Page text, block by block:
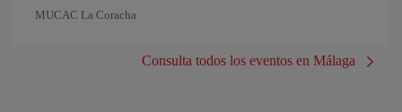
MUCAC La Coracha
Consulta todos los eventos en Málaga